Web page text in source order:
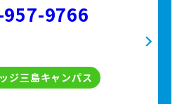
9766
ジ三島キャンパス